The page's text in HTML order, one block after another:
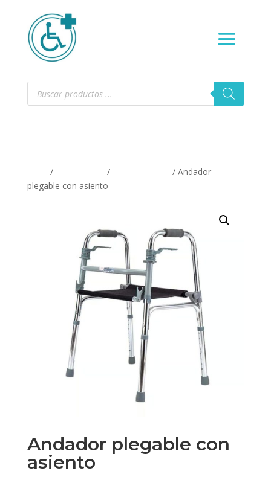
Búsqueda
productos
/ /
/ Andador
plegable con asiento
Andador plegable con
asiento